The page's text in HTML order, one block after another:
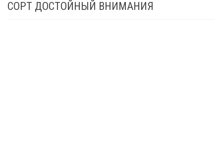
СОРТ ДОСТОЙНЫЙ ВНИМАНИЯ